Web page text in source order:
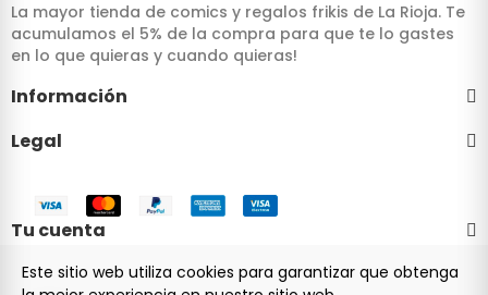
La mayor tienda de comics y regalos frikis de La Rioja. Te
acumulamos el 5% de la compra para que te lo gastes
en lo que quieras y cuando quieras!
Información
Legal
Tu cuenta
Este sitio web utiliza cookies para garantizar que obtenga